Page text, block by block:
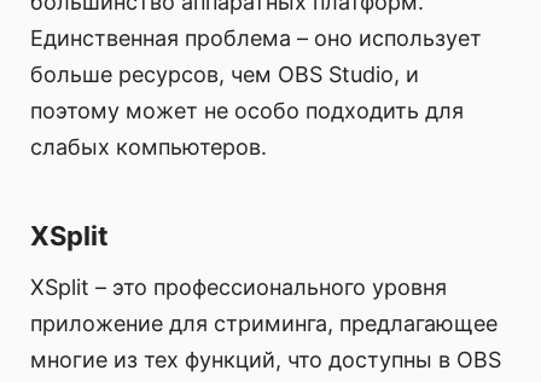
Единственная проблема – оно использует
больше ресурсов, чем OBS Studio, и
поэтому может не особо подходить для
слабых компьютеров.
XSplit
XSplit – это профессионального уровня
приложение для стриминга, предлагающее
многие из тех функций, что доступны в OBS